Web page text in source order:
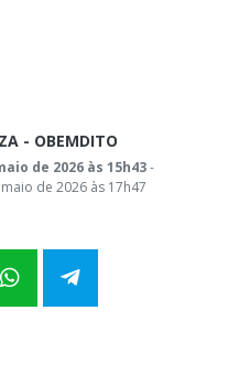
- OBEMDITO
de 2026 às 15h43-
de 2026 às 17h47